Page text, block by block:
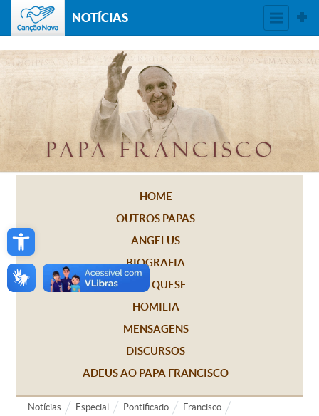
Open toolbar
NOTÍCIAS
HOME
OUTROS PAPAS
ANGELUS
BIOGRAFIA
CATEQUESE
HOMILIA
MENSAGENS
DISCURSOS
ADEUS AO PAPA FRANCISCO
Notícias Especial Pontificado Francisco